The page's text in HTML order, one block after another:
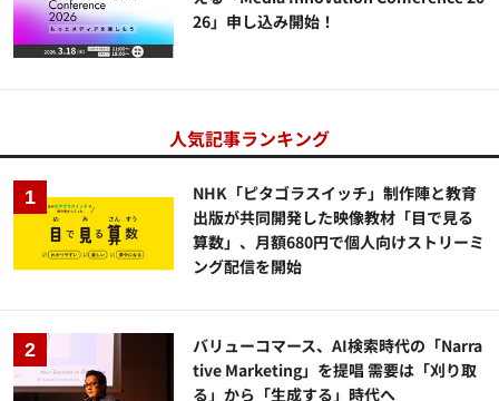
26」申し込み開始！
人気記事ランキング
NHK「ピタゴラスイッチ」制作陣と教育
出版が共同開発した映像教材「目で見る
算数」、月額680円で個人向けストリーミ
ング配信を開始
バリューコマース、AI検索時代の「Narra
tive Marketing」を提唱 需要は「刈り取
る」から「生成する」時代へ